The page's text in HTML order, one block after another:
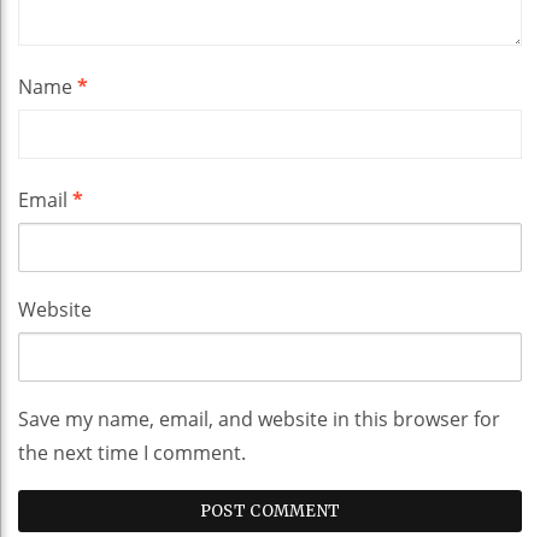
Name*
Email *
Website
Save my name, email, and website in this browser for
the next time I comment.